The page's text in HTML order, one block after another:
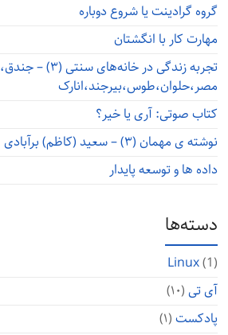
گروه گرادینت یا شروع دوباره
مهارت کار با انگشتان
تجربه زندگی در خانه‌های سنتی (۳) – جندق،
مصر،حلوان،طوس،بیرجند،انارک
کتاب صوتی: آری یا خیر؟
نوشته ی مهمان (۳) – سعید (کاظم) برآبادی
داده ها و توسعه پایدار
دسته‌ها
Linux(1)
آی تی(۱۰)
پادکست(۱)